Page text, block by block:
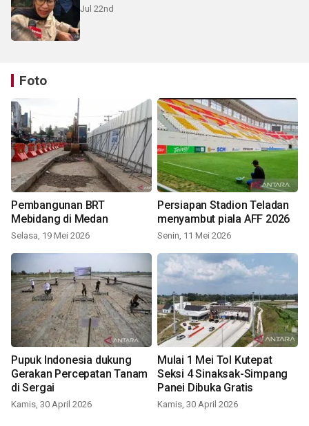
Jul 22nd
Foto
Pembangunan BRT
Mebidang di Medan
Selasa, 19 Mei 2026
Persiapan Stadion Teladan
menyambut piala AFF 2026
Senin, 11 Mei 2026
Pupuk Indonesia dukung
Gerakan Percepatan Tanam
di Sergai
Kamis, 30 April 2026
Mulai 1 Mei Tol Kutepat
Seksi 4 Sinaksak-Simpang
Panei Dibuka Gratis
Kamis, 30 April 2026